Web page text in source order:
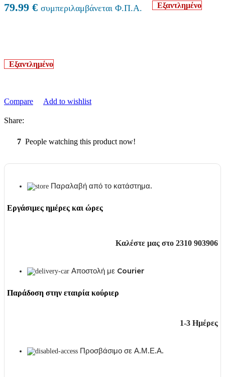
79.99 € συμπεριλαμβάνεται Φ.Π.Α. Εξαντλημένο
Εξαντλημένο
Compare Add to wishlist
Share:
7 People watching this product now!
Παραλαβή από το κατάστημα.
Εργάσιμες ημέρες και ώρες
Καλέστε μας στο 2310 903906
Αποστολή με Courier
Παράδοση στην εταιρία κούριερ
1-3 Ημέρες
Προσβάσιμο σε Α.Μ.Ε.Α.